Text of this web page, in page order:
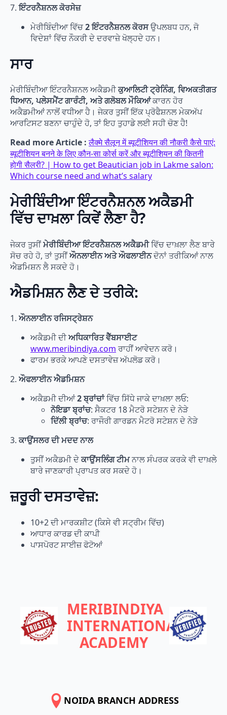
7.ਇੰਟਰਨੈਸ਼ਨਲ ਕੋਰਸੇਜ਼
ਮੇਰੀਬਿੰਦੀਆ ਵਿੱਚ2 ਇੰਟਰਨੈਸ਼ਨਲ ਕੋਰਸਉਪਲਬਧ ਹਨ, ਜੋ
ਵਿਦੇਸ਼ਾਂ ਵਿੱਚ ਨੌਕਰੀ ਦੇ ਦਰਵਾਜ਼ੇ ਖੋਲ੍ਹਦੇ ਹਨ।
ਸਾਰ
ਮੇਰੀਬਿੰਦੀਆ ਇੰਟਰਨੈਸ਼ਨਲ ਅਕੈਡਮੀਕੁਆਲਿਟੀ ਟ੍ਰੇਨਿੰਗ, ਵਿਅਕਤੀਗਤ
ਧਿਆਨ, ਪਲੇਸਮੈਂਟ ਗਾਰੰਟੀ, ਅਤੇ ਗਲੋਬਲ ਮੌਕਿਆਂਕਾਰਨ ਹੋਰ
ਅਕੈਡਮੀਆਂ ਨਾਲੋਂ ਵਧੀਆ ਹੈ। ਜੇਕਰ ਤੁਸੀਂ ਇੱਕ ਪ੍ਰੋਫੈਸ਼ਨਲ ਮੇਕਅੱਪ
ਆਰਟਿਸਟ ਬਣਨਾ ਚਾਹੁੰਦੇ ਹੋ, ਤਾਂ ਇਹ ਤੁਹਾਡੇ ਲਈ ਸਹੀ ਚੋਣ ਹੈ!
Read more Article : लैक्मे सैलून में ब्यूटीशियन की नौकरी कैसे पाएं:
ब्यूटीशियन बनने के लिए कौन-सा कोर्स करें और ब्यूटीशियन की कितनी
होगी सैलरी? | How to get Beautician job in Lakme salon:
Which course need and what’s salary
ਮੇਰੀਬਿੰਦੀਆ ਇੰਟਰਨੈਸ਼ਨਲ ਅਕੈਡਮੀ
ਵਿੱਚ ਦਾਖ਼ਲਾ ਕਿਵੇਂ ਲੈਣਾ ਹੈ?
ਜੇਕਰ ਤੁਸੀਂਮੇਰੀਬਿੰਦੀਆ ਇੰਟਰਨੈਸ਼ਨਲ ਅਕੈਡਮੀਵਿੱਚ ਦਾਖ਼ਲਾ ਲੈਣ ਬਾਰੇ
ਸੋਚ ਰਹੇ ਹੋ, ਤਾਂ ਤੁਸੀਂਔਨਲਾਈਨ ਅਤੇ ਔਫਲਾਈਨਦੋਨਾਂ ਤਰੀਕਿਆਂ ਨਾਲ
ਐਡਮਿਸ਼ਨ ਲੈ ਸਕਦੇ ਹੋ।
ਐਡਮਿਸ਼ਨ ਲੈਣ ਦੇ ਤਰੀਕੇ:
1. ਔਨਲਾਈਨ ਰਜਿਸਟ੍ਰੇਸ਼ਨ
ਅਕੈਡਮੀ ਦੀਅਧਿਕਾਰਿਤ ਵੈੱਬਸਾਈਟ
www.meribindiya.com ਰਾਹੀਂ ਆਵੇਦਨ ਕਰੋ।
ਫਾਰਮ ਭਰਕੇ ਆਪਣੇ ਦਸਤਾਵੇਜ਼ ਅੱਪਲੋਡ ਕਰੋ।
2. ਔਫਲਾਈਨ ਐਡਮਿਸ਼ਨ
ਅਕੈਡਮੀ ਦੀਆਂ2 ਬ੍ਰਾਂਚਾਂਵਿੱਚ ਸਿੱਧੇ ਜਾਕੇ ਦਾਖ਼ਲਾ ਲਓ:
ਨੋਇਡਾ ਬ੍ਰਾਂਚ: ਸੈਕਟਰ 18 ਮੈਟਰੋ ਸਟੇਸ਼ਨ ਦੇ ਨੇੜੇ
ਦਿੱਲੀ ਬ੍ਰਾਂਚ: ਰਾਜੌਰੀ ਗਾਰਡਨ ਮੈਟਰੋ ਸਟੇਸ਼ਨ ਦੇ ਨੇੜੇ
3. ਕਾਉਂਸਲਰ ਦੀ ਮਦਦ ਨਾਲ
ਤੁਸੀਂ ਅਕੈਡਮੀ ਦੇਕਾਉਂਸਲਿੰਗ ਟੀਮਨਾਲ ਸੰਪਰਕ ਕਰਕੇ ਵੀ ਦਾਖ਼ਲੇ
ਬਾਰੇ ਜਾਣਕਾਰੀ ਪ੍ਰਾਪਤ ਕਰ ਸਕਦੇ ਹੋ।
ਜ਼ਰੂਰੀ ਦਸਤਾਵੇਜ਼:
10+2 ਦੀ ਮਾਰਕਸ਼ੀਟ (ਕਿਸੇ ਵੀ ਸਟ੍ਰੀਮ ਵਿੱਚ)
ਆਧਾਰ ਕਾਰਡ ਦੀ ਕਾਪੀ
ਪਾਸਪੋਰਟ ਸਾਈਜ਼ ਫੋਟੋਆਂ
MERIBINDIYA
INTERNATIONAL
ACADEMY
NOIDA BRANCH ADDRESS